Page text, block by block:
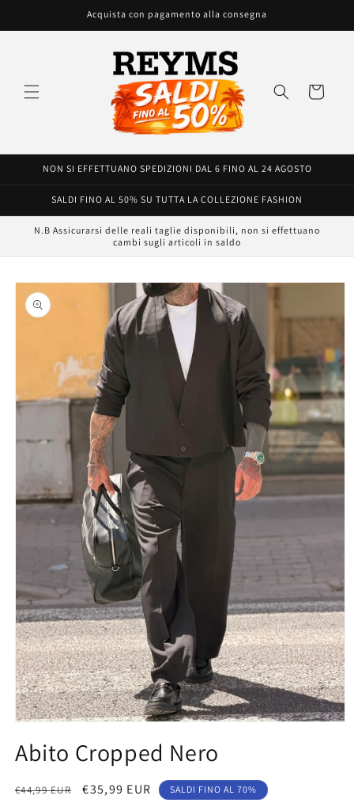
ai contenuti
Acquista con pagamento alla consegna
Carrello
NON SI EFFETTUANO SPEDIZIONI DAL 6 FINO AL 24 AGOSTO
SALDI FINO AL 50% SU TUTTA LA COLLEZIONE FASHION
N.B Assicurarsi delle reali taglie disponibili, non si effettuano
cambi sugli articoli in saldo
Passa alle
informazioni
sul prodotto
multimediali
1
finestra
modale
Abito Cropped Nero
Prezzo
€44,99 EUR
Prezzo
€35,99 EUR SALDI FINO AL 70%